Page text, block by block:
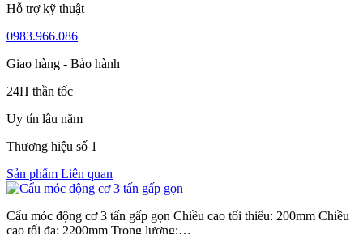
Hỗ trợ kỹ thuật
0983.966.086
Giao hàng - Bảo hành
24H thần tốc
Uy tín lâu năm
Thương hiệu số 1
Sản phẩm Liên quan
Cẩu móc động cơ 3 tấn gấp gọn Chiều cao tối thiểu: 200mm Chiều
cao tối đa: 2200mm Trọng lượng:…